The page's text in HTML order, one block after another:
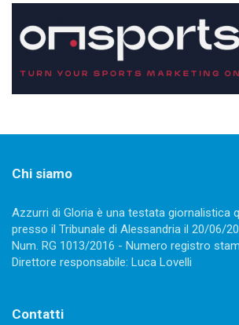
Chi siamo
Azzurri di Gloria è una testata giornalistica
presso il Tribunale di Alessandria il 20/06/
Num. RG 1013/2016 - Numero registro
Direttore responsabile: Luca Lovelli
Contatti